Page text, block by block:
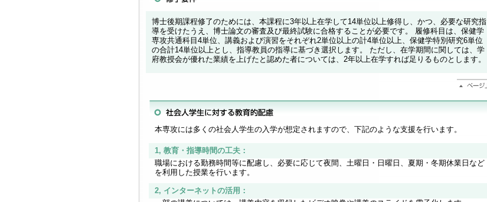
博士後期課程修了のためには、本課程に3年以上在学して14単位以上修得し、かつ、必要な研究指
導を受けたうえ、博士論文の審査及び最終試験に合格することが必要です。 履修科目は、保健学
専攻共通科目4単位、講義および演習をそれぞれ2単位以上の計4単位以上、保健学特別研究6単位
の合計14単位以上とし、指導教員の指導に基づき選択します。 ただし、在学期間に関しては、学
府教授会が優れた業績を上げたと認めた者については、2年以上在学すれば足りるものとします。
本専攻には多くの社会人学生の入学が想定されますので、下記のような支援を行います。
1, 教育・指導時間の工夫：
職場における勤務時間等に配慮し、必要に応じて夜間、土曜日・日曜日、夏期・冬期休業日など
を利用した授業を行います。
2, インターネットの活用：